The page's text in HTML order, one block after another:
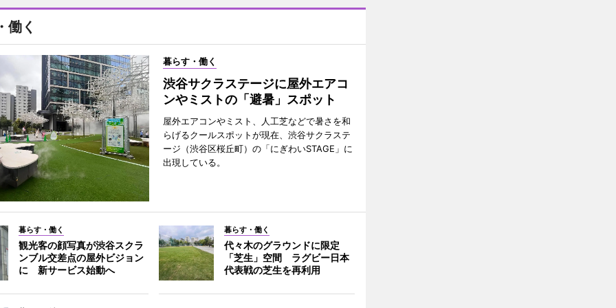
働く
暮らす・働く
渋谷サクラステージに屋外エアコ
ンやミストの「避暑」スポット
屋外エアコンやミスト、人工芝などで暑さを和
らげるクールスポットが現在、渋谷サクラステ
ージ（渋谷区桜丘町）の「にぎわいSTAGE」に
出現している。
暮らす・働く
観光客の顔写真が渋谷スクラ
ンブル交差点の屋外ビジョン
に 新サービス始動へ
暮らす・働く
代々木のグラウンドに限定
「芝生」空間 ラグビー日本
代表戦の芝生を再利用